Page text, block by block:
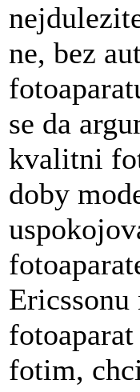
ne, bez
se da
kvalitni
doby
fotim,